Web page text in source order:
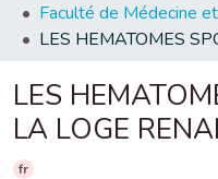
LES
LA LOGE
fr